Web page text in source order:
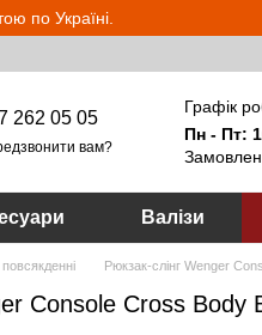
по Україні.
262 05 05
вам?
Графік
Пн - Пт:
Валізи
Рюкзак-слінг Wenger
Console Cross Body